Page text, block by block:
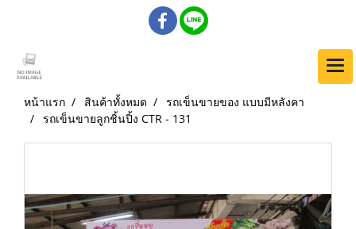
หน้าแรก สินค้าทั้งหมด
รถเข็นขายของ แบบมีหลังคา
รถเข็นขายลูกชิ้นปิ้ง CTR - 131